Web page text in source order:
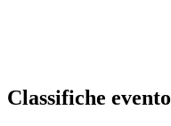
Classifiche evento